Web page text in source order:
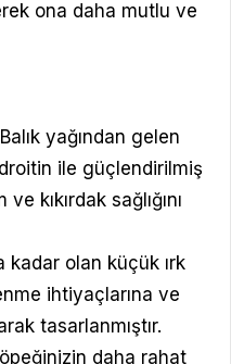
ona daha mutlu ve
yağından gelen
ile güçlendirilmiş
kıkırdak sağlığını
kadar olan küçük ırk
ihtiyaçlarına ve
tasarlanmıştır.
daha rahat